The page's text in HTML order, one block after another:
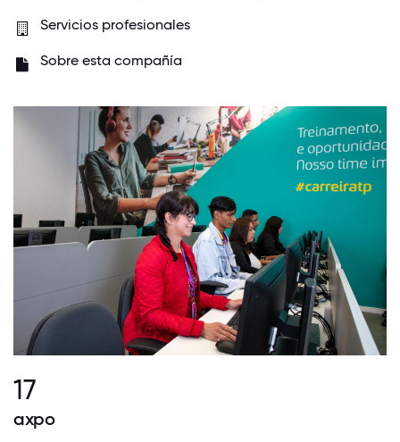
Servicios profesionales
Sobre esta compañía
17
axpo